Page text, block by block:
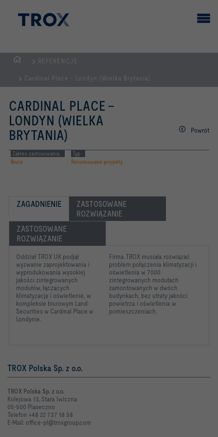
GŁÓWNA
REFERENCJE
Cardinal Place - Londyn (Wielka Brytania)
CARDINAL PLACE -
LONDYN (WIELKA
BRYTANIA)
Powrót
Zakres zastosowania
Biura
Typ
Renomowane projekty
ZAGADNIENIE
ZASTOSOWANE
ROZWIĄZANIE
ZASTOSOWANE
ROZWIĄZANIE
Oddział TROX UK podjął
wyzwanie zaprojektowania i
wyprodukowania wysokiej
jakości zintegrowanych
modułów, łączących
klimatyzację i oświetlenie, w
kompleksie biurowym Land
Securities w Cardinal Place w
Londynie.
Firma TROX musiała rozwiązać
problem połączenia klimatyzacji i
oświetlenia w 7000
zintegrowanych modułach
zamontowanych w dwóch
budynkach, bez utraty jakości
powietrza i oświetlenia w
pomieszczeniach.
TROX Polska Sp. z o.o.
TROX Polska Sp. z o.o.
Kolejowa 13, Stara Iwiczna
05-500 Piaseczno
Telefon +48 22 737 18 58
E-Mail: office-pl@troxgroup.com